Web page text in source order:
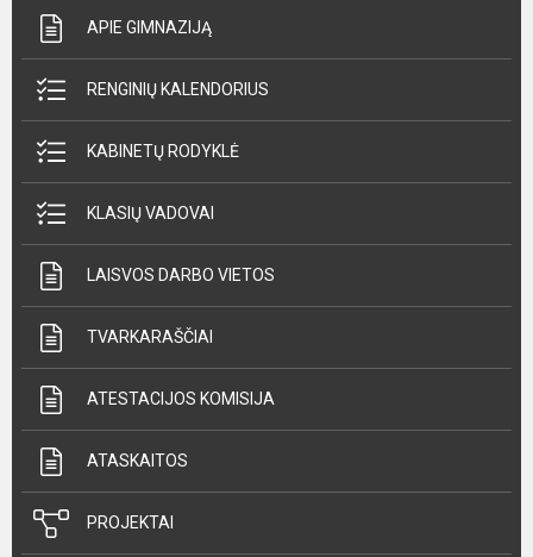
APIE GIMNAZIJĄ
RENGINIŲ KALENDORIUS
KABINETŲ RODYKLĖ
KLASIŲ VADOVAI
LAISVOS DARBO VIETOS
TVARKARAŠČIAI
ATESTACIJOS KOMISIJA
ATASKAITOS
PROJEKTAI